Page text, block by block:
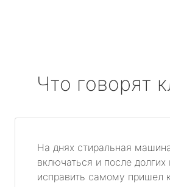
Что говорят
На днях стиральная
включаться и после долгих
исправить самому пришел